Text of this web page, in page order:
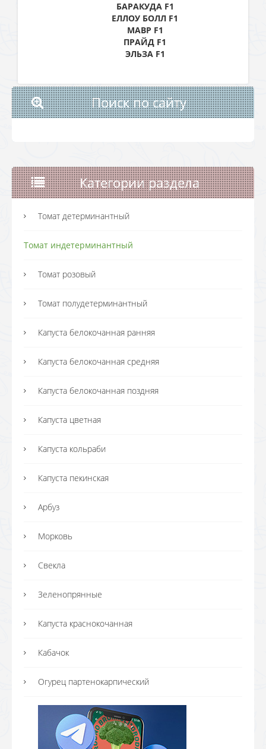
БАРАКУДА F1
ЕЛЛОУ БОЛЛ F1
МАВР F1
ПРАЙД F1
ЭЛЬЗА F1
Поиск по сайту
Категории раздела
Томат детерминантный
Томат индетерминантный
Томат розовый
Томат полудетерминантный
Капуста белокочанная ранняя
Капуста белокочанная средняя
Капуста белокочанная поздняя
Капуста цветная
Капуста кольраби
Капуста пекинская
Арбуз
Морковь
Свекла
Зеленопрянные
Капуста краснокочанная
Кабачок
Огурец партенокарпический